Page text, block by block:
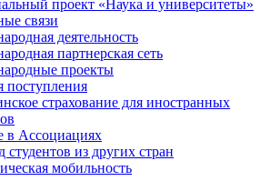
проект «Наука и университеты»
связи
деятельность
партнерская сеть
проекты
поступления
страхование для иностранных
в Ассоциациях
студентов из других стран
мобильность